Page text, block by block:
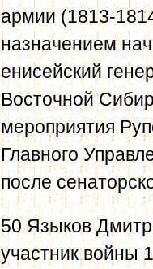
армии (1813-
назначением
енисейский
Восточной
мероприятия
Главного
после
50 Языков
участник войны